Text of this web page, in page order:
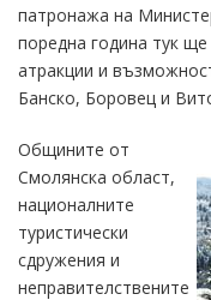
патронажа на
поредна година тук
атракции и
Банско, Боровец и
Общините от
Смолянска област,
националните
туристически
сдружения и
неправителствените